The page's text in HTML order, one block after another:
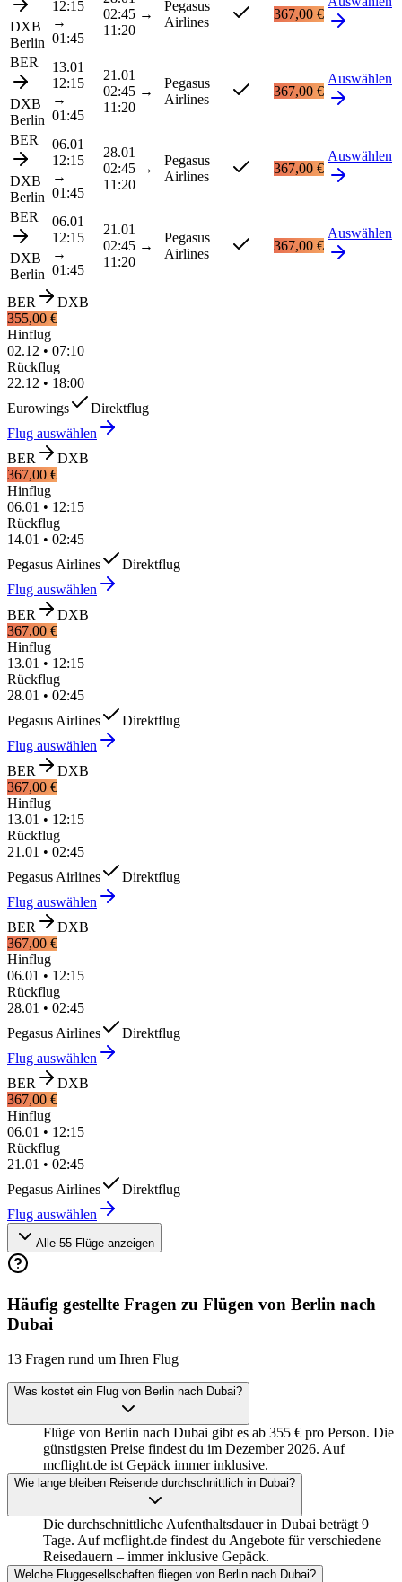
DXB
Berlin
12:15
→
01:45
02:45 →
11:20
Pegasus
Airlines
367,00 €
BER
DXB
Berlin
13.01
12:15
→
01:45
21.01
02:45 →
11:20
Pegasus
Airlines
367,00 €
Auswählen
BER
DXB
Berlin
06.01
12:15
→
01:45
28.01
02:45 →
11:20
Pegasus
Airlines
367,00 €
Auswählen
BER
DXB
Berlin
06.01
12:15
→
01:45
21.01
02:45 →
11:20
Pegasus
Airlines
367,00 €
Auswählen
BER
DXB
355,00 €
Hinflug
02.12 • 07:10
Rückflug
22.12 • 18:00
Eurowings
Direktflug
Flug auswählen
BER
DXB
367,00 €
Hinflug
06.01 • 12:15
Rückflug
14.01 • 02:45
Pegasus Airlines
Direktflug
Flug auswählen
BER
DXB
367,00 €
Hinflug
13.01 • 12:15
Rückflug
28.01 • 02:45
Pegasus Airlines
Direktflug
Flug auswählen
BER
DXB
367,00 €
Hinflug
13.01 • 12:15
Rückflug
21.01 • 02:45
Pegasus Airlines
Direktflug
Flug auswählen
BER
DXB
367,00 €
Hinflug
06.01 • 12:15
Rückflug
28.01 • 02:45
Pegasus Airlines
Direktflug
Flug auswählen
BER
DXB
367,00 €
Hinflug
06.01 • 12:15
Rückflug
21.01 • 02:45
Pegasus Airlines
Direktflug
Flug auswählen
Alle 55 Flüge anzeigen
Häufig gestellte Fragen zu Flügen von Berlin nach
Dubai
13 Fragen rund um Ihren Flug
Was kostet ein Flug von Berlin nach Dubai?
Flüge von Berlin nach Dubai gibt es ab 355 € pro Person. Die
günstigsten Preise findest du im Dezember 2026. Auf
mcflight.de ist Gepäck immer inklusive.
Wie lange bleiben Reisende durchschnittlich in Dubai?
Die durchschnittliche Aufenthaltsdauer in Dubai beträgt 9
Tage. Auf mcflight.de findest du Angebote für verschiedene
Reisedauern – immer inklusive Gepäck.
Welche Fluggesellschaften fliegen von Berlin nach Dubai?